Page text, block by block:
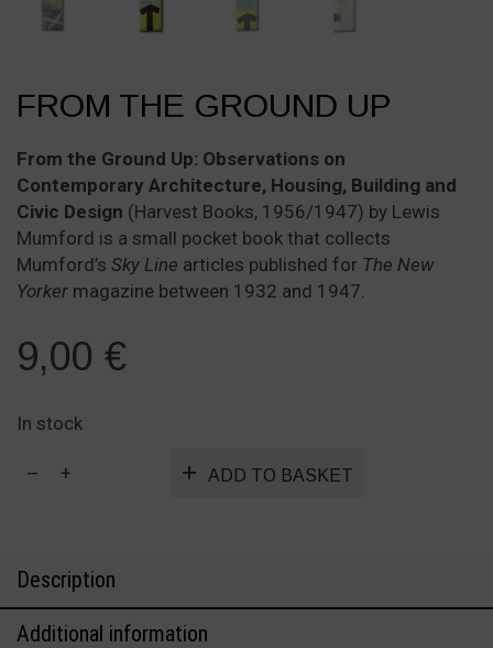
FROM THE GROUND UP
From the Ground Up: Observations on
Contemporary Architecture, Housing, Building and
Civic Design (Harvest Books, 1956/1947) by Lewis
Mumford is a small pocket book that collects
Mumford’s Sky Line articles published for The New
Yorker magazine between 1932 and 1947.
9,00 €
In stock
quantity
ADD TO BASKET
Description
Additional information